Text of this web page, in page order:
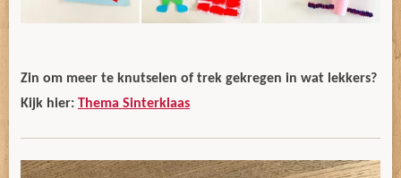
Zin om meer te knutselen of trek gekregen in wat lekkers?
Kijk hier: Thema Sinterklaas